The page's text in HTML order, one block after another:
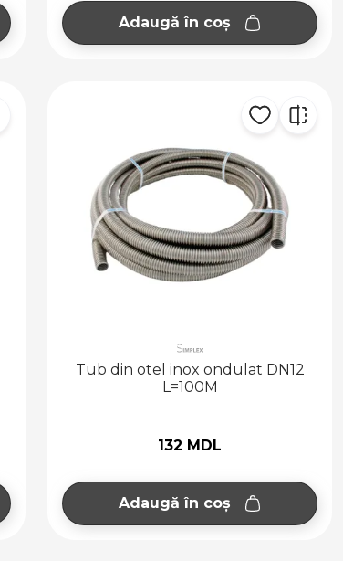
Adaugă în coș
Tub din otel inox ondulat DN12
L=100M
132 MDL
Adaugă în coș